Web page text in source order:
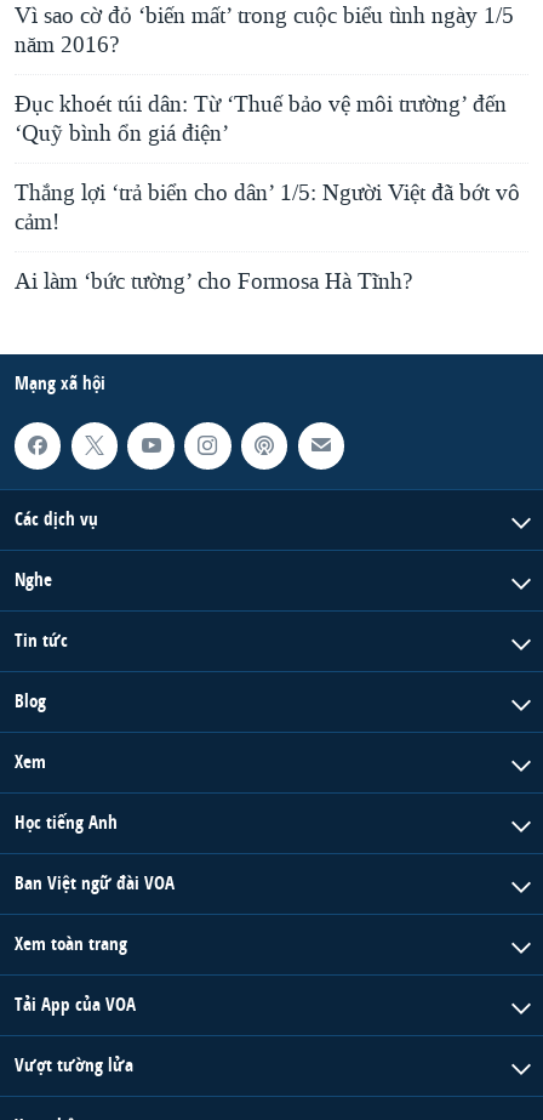
Vì sao cờ đỏ ‘biến mất’ trong cuộc biểu tình ngày 1/5
năm 2016?
Đục khoét túi dân: Từ ‘Thuế bảo vệ môi trường’ đến
‘Quỹ bình ổn giá điện’
Thắng lợi ‘trả biển cho dân’ 1/5: Người Việt đã bớt vô
cảm!
Ai làm ‘bức tường’ cho Formosa Hà Tĩnh?
Mạng xã hội
Các dịch vụ
Nghe
Tin tức
Blog
Xem
Học tiếng Anh
Ban Việt ngữ đài VOA
Xem toàn trang
Tải App của VOA
Vượt tường lửa